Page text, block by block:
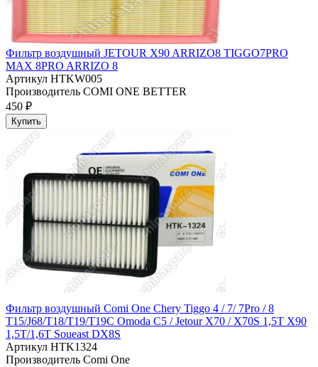
Фильтр воздушный JETOUR X90 ARRIZO8 TIGGO7PRO
MAX 8PRO ARRIZO 8
Артикул HTKW005
Производитель COMI ONE BETTER
450 ₽
Купить
Фильтр воздушный Comi One Chery Tiggo 4 / 7/ 7Pro / 8
T15/J68/T18/T19/T19C Omoda C5 / Jetour X70 / X70S 1,5T X90
1,5T/1,6T Soueast DX8S
Артикул HTK1324
Производитель Comi One